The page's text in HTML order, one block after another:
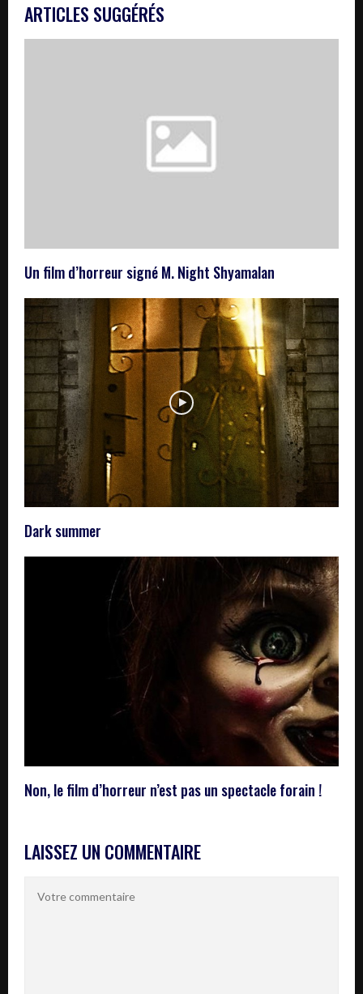
ARTICLES SUGGÉRÉS
Un film d’horreur signé M. Night Shyamalan
Dark summer
Non, le film d’horreur n’est pas un spectacle forain !
LAISSEZ UN COMMENTAIRE